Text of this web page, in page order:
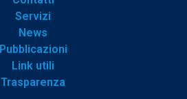
Servizi
News
Pubblicazioni
Link utili
Trasparenza